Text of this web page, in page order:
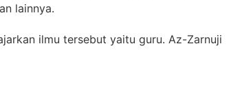
lainnya.
ilmu tersebut yaitu guru. Az-Zarnuji